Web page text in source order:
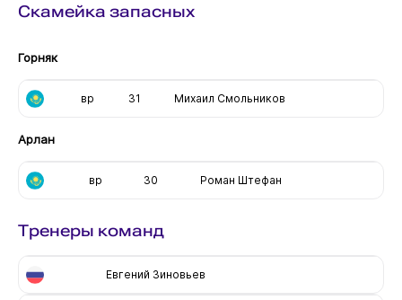
Скамейка запасных
Горняк
вр 31 Михаил Смольников
Арлан
вр 30 Роман Штефан
Тренеры команд
Евгений Зиновьев